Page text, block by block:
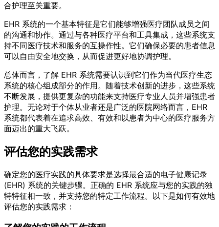
合护理至关重要。
EHR 系统的一个基本特征是它们能够增强医疗团队成员之间
的沟通和协作。通过与各种医疗平台和工具集成，这些系统支
持不同医疗技术和服务的互操作性。它们确保必要的患者信息
可以自由安全地交换，从而促进更好地协调护理。
总体而言，了解 EHR 系统需要认识到它们作为当代医疗生态
系统的核心组成部分的作用。随着技术创新的进步，这些系统
不断发展，提供更复杂的功能来支持医疗专业人员并增强患者
护理。无论对于个体从业者还是广泛的医院网络而言，EHR
系统都代表着在追求高效、有效和以患者为中心的医疗服务方
面迈出的重大飞跃。
评估您的实践需求
确定您的医疗实践的具体要求是选择最合适的电子健康记录
(EHR) 系统的关键步骤。正确的 EHR 系统应与您的实践的独
特特征相一致，并支持您的特定工作流程。以下是如何有效地
评估您的实践需求：